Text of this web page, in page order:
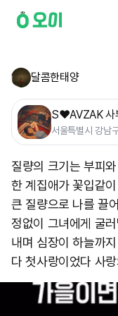
달콤한태양
S❤️AVZAK 사
서울특별시 강남
질량의 크기는 부피
한 계집애가 꽃입같
큰 질량으로 나를 끌
정없이 그녀에게 굴
내며 심장이 하늘까
다 첫사랑이었다 사